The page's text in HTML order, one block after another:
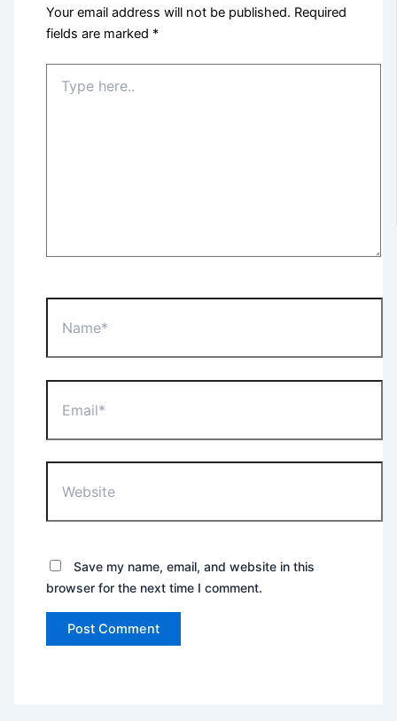
Your email address will not be published. Required
fields are marked *
here..
Save my name, email, and website in this
browser for the next time I comment.